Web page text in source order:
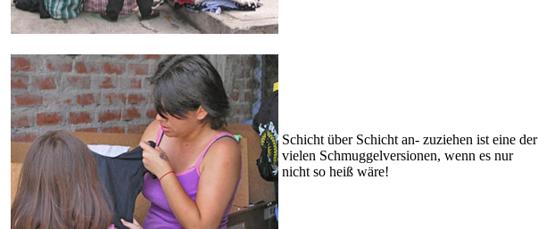
Schicht über Schicht an- zuziehen ist eine der
vielen Schmuggelversionen, wenn es nur
nicht so heiß wäre!